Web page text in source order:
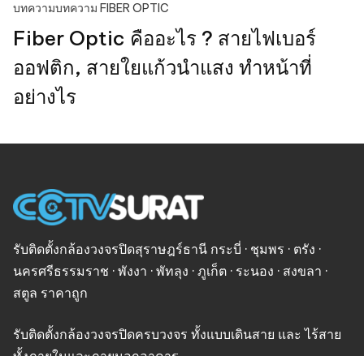
บทความบทความ FIBER OPTIC
Fiber Optic คืออะไร ? สายไฟเบอร์
ออฟติก, สายใยแก้วนําแสง ทำหน้าที่
อย่างไร
รับติดตั้งกล้องวงจรปิดสุราษฎร์ธานี กระบี่ · ชุมพร · ตรัง ·
นครศรีธรรมราช · พังงา · พัทลุง · ภูเก็ต · ระนอง · สงขลา ·
สตูล ราคาถูก
รับติดตั้งกล้องวงจรปิดครบวงจร ทั้งแบบเดินสาย และ ไร้สาย